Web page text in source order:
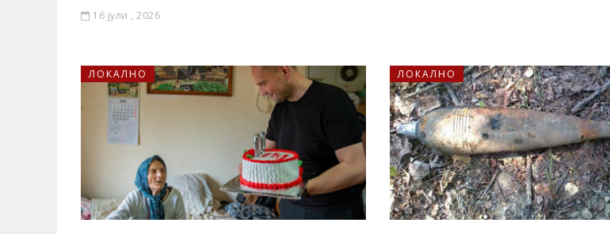
16 јули , 2026
ЛОКАЛНО ЛОКАЛНО